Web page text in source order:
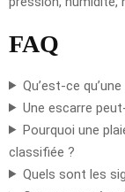
FAQ
Qu’est-ce
Une escarre
Pourquoi une
classifiée ?
Quels sont les